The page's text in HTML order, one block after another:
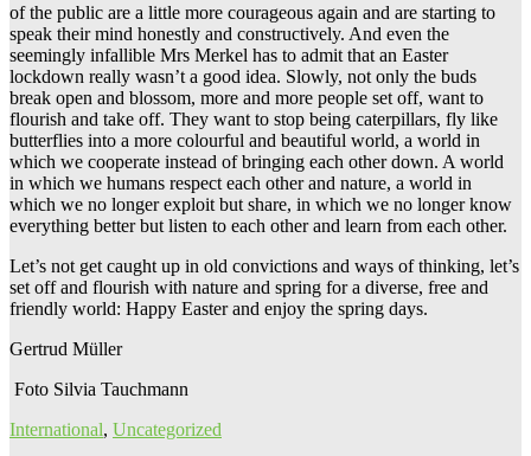
of the public are a little more courageous again and are starting to
speak their mind honestly and constructively. And even the
seemingly infallible Mrs Merkel has to admit that an Easter
lockdown really wasn’t a good idea. Slowly, not only the buds
break open and blossom, more and more people set off, want to
flourish and take off. They want to stop being caterpillars, fly like
butterflies into a more colourful and beautiful world, a world in
which we cooperate instead of bringing each other down. A world
in which we humans respect each other and nature, a world in
which we no longer exploit but share, in which we no longer know
everything better but listen to each other and learn from each other.
Let’s not get caught up in old convictions and ways of thinking, let’s
set off and flourish with nature and spring for a diverse, free and
friendly world: Happy Easter and enjoy the spring days.
Gertrud Müller
Foto Silvia Tauchmann
International, Uncategorized